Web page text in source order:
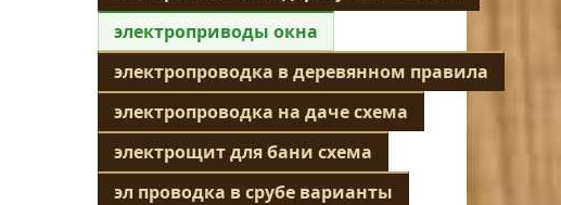
электроприводы окна
электропроводка в деревянном правила
электропроводка на даче схема
электрощит для бани схема
эл проводка в срубе варианты